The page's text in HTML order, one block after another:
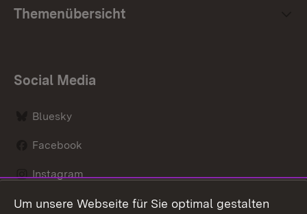
Themenübersicht
Social Media
Bluesky
Facebook
Instagram
LinkedIn
Um unsere Webseite für Sie optimal gestalten